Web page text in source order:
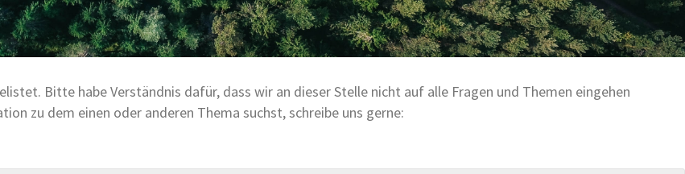
Bitte habe Verständnis dafür, dass wir an dieser Stelle nicht auf alle Fragen und Themen eingehen
zu dem einen oder anderen Thema suchst, schreibe uns gerne: